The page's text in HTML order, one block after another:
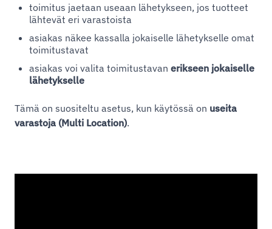
toimitus jaetaan useaan lähetykseen, jos tuotteet
lähtevät eri varastoista
asiakas näkee kassalla jokaiselle lähetykselle omat
toimitustavat
asiakas voi valita toimitustavan erikseen jokaiselle
lähetykselle
Tämä on suositeltu asetus, kun käytössä on useita
varastoja (Multi Location).